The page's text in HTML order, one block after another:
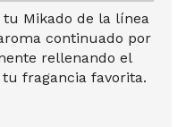
tu Mikado de la línea
continuado por
rellenando el
fragancia favorita.